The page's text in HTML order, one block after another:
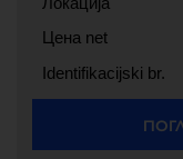
Цена net
Identifikacijski br.